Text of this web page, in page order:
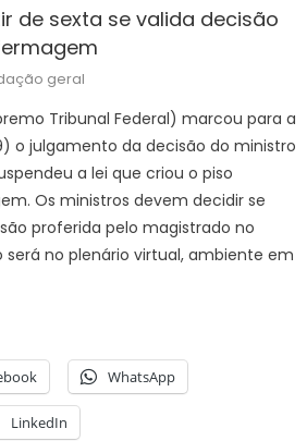
de sexta se valida decisão
geral
Tribunal Federal) marcou para a
o julgamento da decisão do ministro
a lei que criou o piso
Os ministros devem decidir se
proferida pelo magistrado no
será no plenário virtual, ambiente em
WhatsApp
LinkedIn